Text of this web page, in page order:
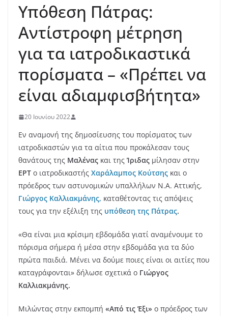
Υπόθεση Πάτρας:
Aντίστροφη μέτρηση
για τα ιατροδικαστικά
πορίσματα – «Πρέπει να
είναι αδιαμφισβήτητα»
20 Ιουνίου 2022
Εν αναμονή της δημοσίευσης του πορίσματος των
ιατροδικαστών για τα αίτια που προκάλεσαν τους
θανάτους της Μαλένας και της Ίριδας μίλησαν στην
ΕΡΤ ο ιατροδικαστής Χαράλαμπος Κούτσης και ο
πρόεδρος των αστυνομικών υπαλλήλων Ν.Α. Αττικής,
Γιώργος Καλλιακμάνης, καταθέτοντας τις απόψεις
τους για την εξέλιξη της υπόθεση της Πάτρας.
«Θα είναι μια κρίσιμη εβδομάδα γιατί αναμένουμε το
πόρισμα σήμερα ή μέσα στην εβδομάδα για τα δύο
πρώτα παιδιά. Μένει να δούμε ποιες είναι οι αιτίες που
καταγράφονται» δήλωσε σχετικά ο Γιώργος
Καλλιακμάνης.
Μιλώντας στην εκπομπή «Από τις Έξι» ο πρόεδρος των